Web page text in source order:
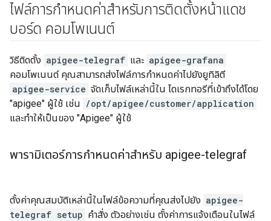
ไฟล์การกำหนดค่าสำหรับการติดตั้งหน้าแดช
บอร์ด คอมโพเนนต์
วิธีติดตั้ง apigee-telegraf และ apigee-grafana
คอมโพเนนต์ คุณสามารถส่งไฟล์การกำหนดค่าไปยังยูทิลิตี
apigee-service จัดเก็บไฟล์เหล่านี้ใน ไดเรกทอรีที่เข้าถึงได้โดย
"apigee" ผู้ใช้ เช่น /opt/apigee/customer/application
และทำให้เป็นของ "Apigee" ผู้ใช้
พารามิเตอร์การกำหนดค่าสำหรับ apigee-telegraf
ตั้งค่าคุณสมบัติเหล่านี้ในไฟล์ข้อความที่คุณส่งไปยัง apigee-
telegraf setup คำสั่ง ตัวอย่างเช่น ตั้งค่าการแจ้งเตือนในไฟล์